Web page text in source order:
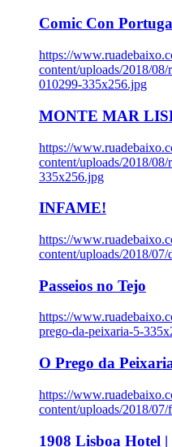
Comic Con
https://
content/uploads/2018/08/
010299-335x256.jpg
MONTE MAR
https://
content/uploads/2018/
335x256.jpg
INFAME!
https://
content/uploads/2018/
Passeios no Tejo
https://
prego-da-peixaria-5-
O Prego da
https://
content/uploads/2018/
1908 Lisboa Hotel